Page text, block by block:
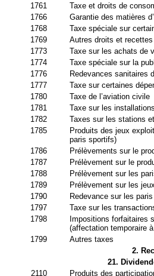
1761
Taxe et droits de
1766
Garantie des matières
1768
Taxe spéciale sur
1769
Autres droits et
1773
Taxe sur les achats de
1774
Taxe spéciale sur la
1776
Redevances sanitaires
1777
Taxe sur certaines
1780
Taxe de l’aviation civile
1781
Taxe sur les
1782
Taxes sur les stations
1785
Produits des jeux
paris sportifs)
1786
Prélèvements sur le
1787
Prélèvement sur le
1788
Prélèvement sur les
1789
Prélèvement sur les
1790
Redevance sur les
1797
Taxe sur les
1798
Impositions forfaitaires
(affectation temporaire
1799
Autres taxes
2.
21.
2110
Produits des